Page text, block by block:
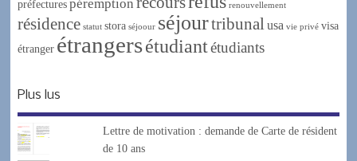
préfectures péremption renouvellement
résidence statut stora séjoour séjourtribunal usa vie privé visa
étranger étrangersétudiantétudiants
Plus lus
Lettre de motivation : demande de Carte de résident
de 10 ans